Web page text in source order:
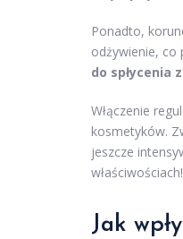
Ponadto,
odżywienie, co
do spłycenia
Włączenie
kosmetyków.
jeszcze
właściwościach!
Jak